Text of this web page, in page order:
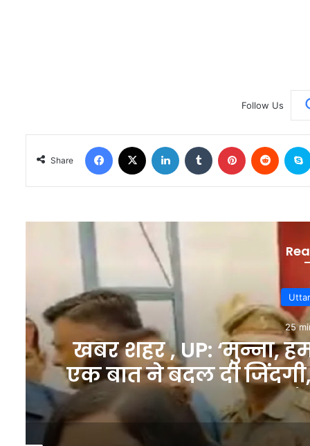
Follow Us
Share
25
खबर शहर , UP: ‘मुन्ना,
एक बात ने बदल दी
भावुक